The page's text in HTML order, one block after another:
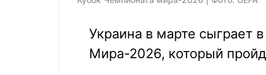
Украина в марте сыграет
Мира-2026, который